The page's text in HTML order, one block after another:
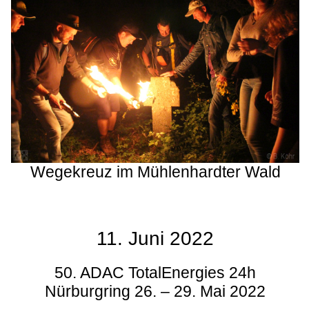
Wegekreuz im Mühlenhardter Wald
11. Juni 2022
50. ADAC TotalEnergies 24h
Nürburgring 26. – 29. Mai 2022